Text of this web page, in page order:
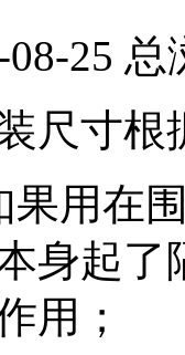
25 总
尺寸根
果用在
身起
用；